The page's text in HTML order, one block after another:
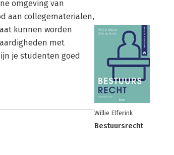
omgeving van
aan collegematerialen,
kunnen worden
met
je studenten goed
Willie Elferink
Bestuursrecht